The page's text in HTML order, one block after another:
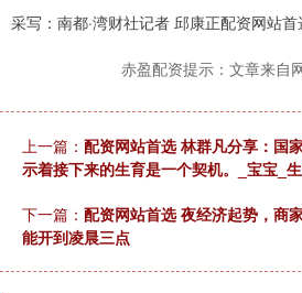
采写：南都·湾财社记者 邱康正配资网站首
赤盈配资提示：文章来自
上一篇： 配资网站首选 林群凡分享：国
示着接下来的生育是一个契机。_宝宝_
下一篇： 配资网站首选 夜经济起势，商
能开到凌晨三点